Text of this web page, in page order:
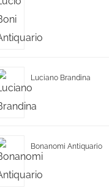
Luciano Brandina
Bonanomi Antiquario